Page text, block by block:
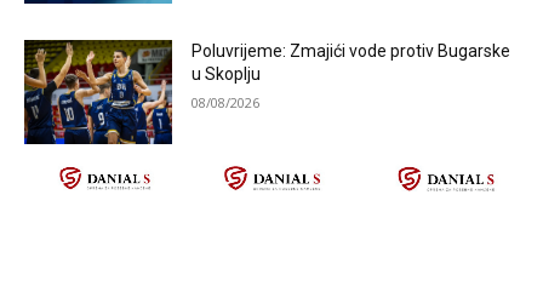
Poluvrijeme: Zmajići vode protiv Bugarske
u Skoplju
08/08/2026